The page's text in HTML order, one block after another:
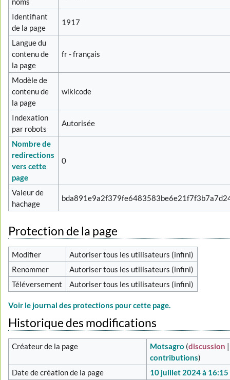
Identifiant
de la page
1917
Langue du
contenu de
la page
fr - français
Modèle de
contenu de
la page
wikicode
Indexation
par robots
Autorisée
Nombre de
redirections
vers cette
page
0
Valeur de
hachage
Protection de la page
Modifier
Autoriser tous les utilisateurs (infini)
Renommer
Autoriser tous les utilisateurs (infini)
Téléversement
Autoriser tous les utilisateurs (infini)
Voir le journal des protections pour cette page.
Historique des modifications
Créateur de la page Motsagro (discussion |
contributions)
Date de création de la page
10 juillet 2024 à 16:15